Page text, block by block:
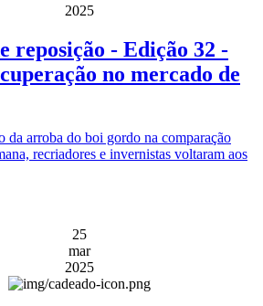
2025
reposição - Edição 32 -
no mercado de
da arroba do boi gordo na comparação
recriadores e invernistas voltaram aos
25
mar
2025